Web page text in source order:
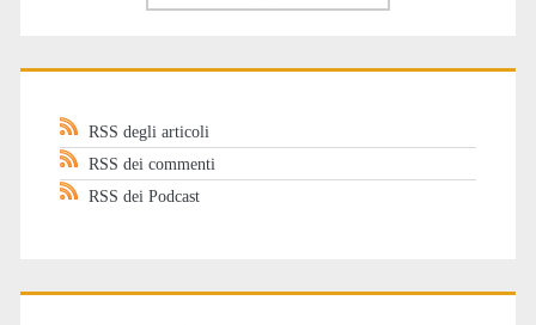
RSS degli articoli
RSS dei commenti
RSS dei Podcast